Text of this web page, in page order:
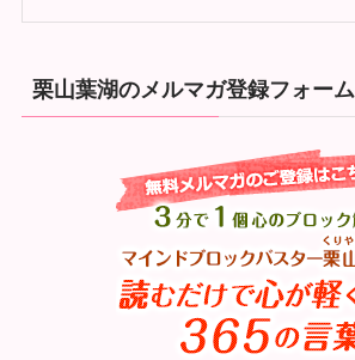
栗山葉湖のメルマガ登録フォーム